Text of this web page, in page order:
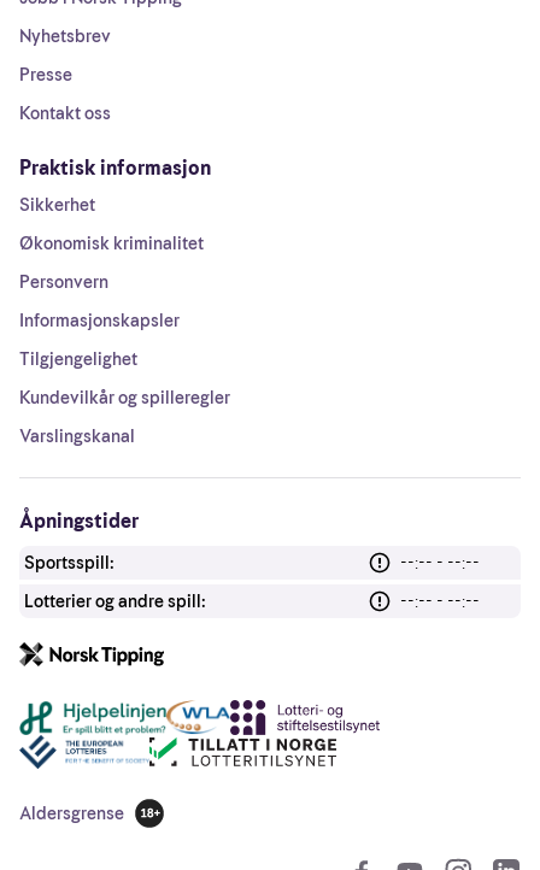
Nyhetsbrev
Presse
Kontakt oss
Praktisk informasjon
Sikkerhet
Økonomisk kriminalitet
Personvern
Informasjonskapsler
Tilgjengelighet
Kundevilkår og spilleregler
Varslingskanal
Åpningstider
Sportsspill:
--:-- - --:--
Lotterier og andre spill:
--:-- - --:--
Andre lenker
Aldersgrense
18 år